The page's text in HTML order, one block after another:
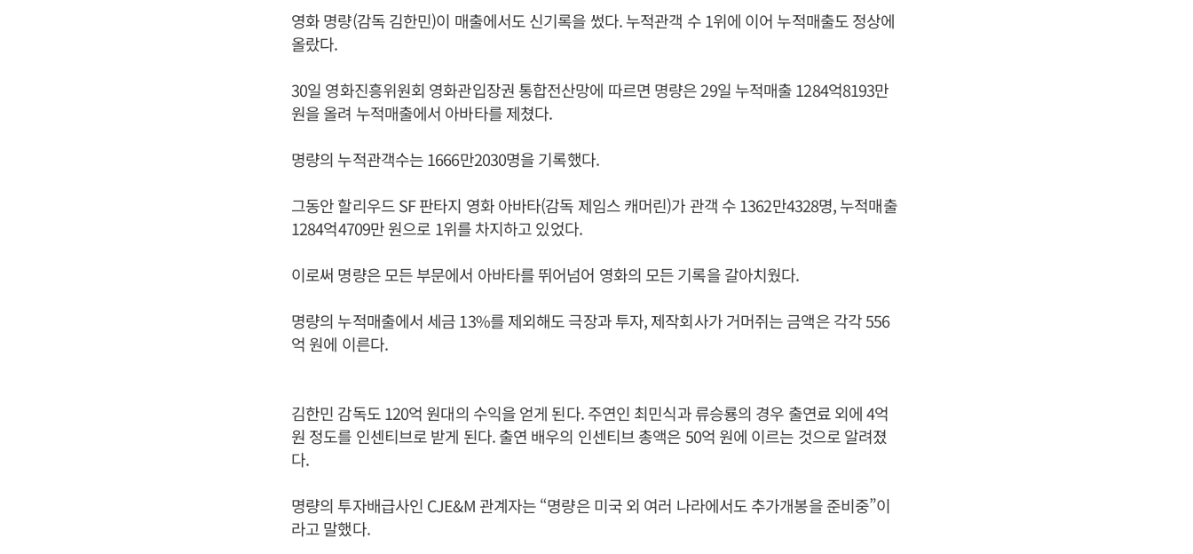
영화 명량(감독 김한민)이 매출에서도 신기록을 썼다. 누적관객 수 1위에 이어 누적매출도 정상에
올랐다.
30일 영화진흥위원회 영화관입장권 통합전산망에 따르면 명량은 29일 누적매출 1284억8193만
원을 올려 누적매출에서 아바타를 제쳤다.
명량의 누적관객수는 1666만2030명을 기록했다.
그동안 할리우드 SF 판타지 영화 아바타(감독 제임스 캐머린)가 관객 수 1362만4328명, 누적매출
1284억4709만 원으로 1위를 차지하고 있었다.
이로써 명량은 모든 부문에서 아바타를 뛰어넘어 영화의 모든 기록을 갈아치웠다.
명량의 누적매출에서 세금 13%를 제외해도 극장과 투자, 제작회사가 거머쥐는 금액은 각각 556
억 원에 이른다.
김한민 감독도 120억 원대의 수익을 얻게 된다. 주연인 최민식과 류승룡의 경우 출연료 외에 4억
원 정도를 인센티브로 받게 된다. 출연 배우의 인센티브 총액은 50억 원에 이르는 것으로 알려졌
다.
명량의 투자배급사인 CJE&M 관계자는 “명량은 미국 외 여러 나라에서도 추가개봉을 준비중”이
라고 말했다.